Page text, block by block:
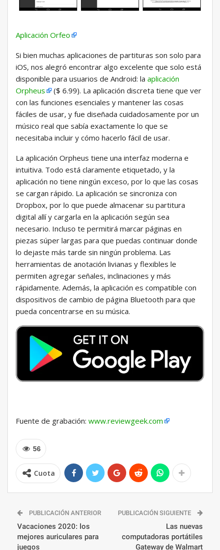
Aplicación Orfeo
Si bien muchas aplicaciones de partituras son solo para
iOS, nos alegró encontrar algo excelente que solo está
disponible para usuarios de Android: la aplicación
Orpheus
($ 6.99). La aplicación discreta tiene que ver
con las funciones esenciales y mantener las cosas
fáciles de usar, y fue diseñada cuidadosamente por un
músico real que sabía exactamente lo que se
necesitaba incluir y cómo hacerlo fácil de usar.
La aplicación Orpheus tiene una interfaz moderna e
intuitiva. Todo está claramente etiquetado, y la
aplicación no tiene ningún exceso, por lo que las cosas
se cargan rápido. La aplicación se sincroniza con
Dropbox, por lo que puede almacenar su partitura
digital allí y cargarla en la aplicación según sea
necesario. Incluso te permitirá marcar páginas en
piezas súper largas para que puedas continuar donde
lo dejaste más tarde sin ningún problema. Las
herramientas de anotación livianas y flexibles le
permiten agregar señales, inclinaciones y más
rápidamente. Además, la aplicación es compatible con
dispositivos de cambio de página Bluetooth para que
pueda concentrarse en su música.
Fuente de grabación: www.reviewgeek.com
56
Cuota
PUBLICACIÓN ANTERIOR
Vacaciones 2020: los
mejores auriculares para
juegos
PUBLICACIÓN SIGUIENTE
Las nuevas
computadoras portátiles
Gateway de Walmart